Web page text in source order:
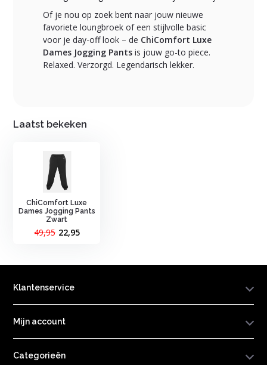
Of je nou op zoek bent naar jouw nieuwe
favoriete loungbroek of een stijlvolle basic
voor je day-off look – de ChiComfort Luxe
Dames Jogging Pants is jouw go-to piece.
Relaxed. Verzorgd. Legendarisch lekker.
Laatst bekeken
ChiComfort Luxe
Dames Jogging Pants
Zwart
49,95 22,95
Klantenservice
Mijn account
Categorieën